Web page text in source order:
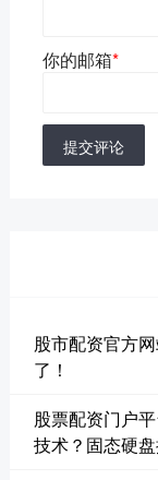
你的邮箱*
提交评论
股市配资官方
了！
股票配资门户
技术？固态硬